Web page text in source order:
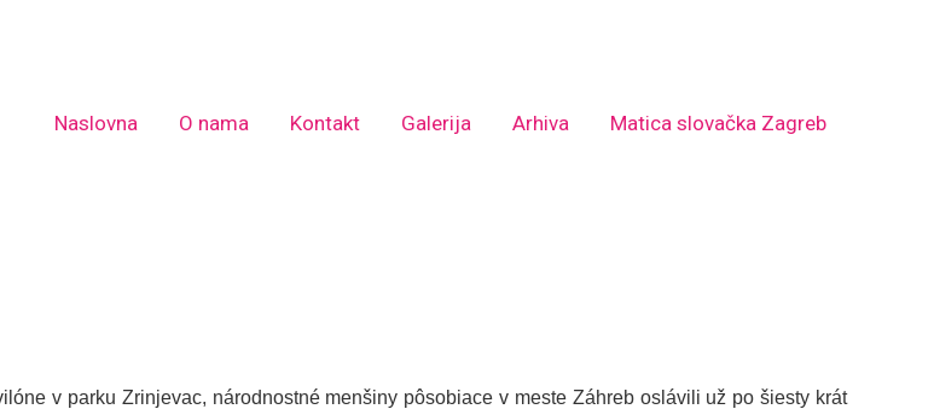
Naslovna
O nama Kontakt Galerija Arhiva Matica slovačka Zagreb
v parku Zrinjevac, národnostné menšiny pôsobiace v meste Záhreb oslávili už po šiesty krát